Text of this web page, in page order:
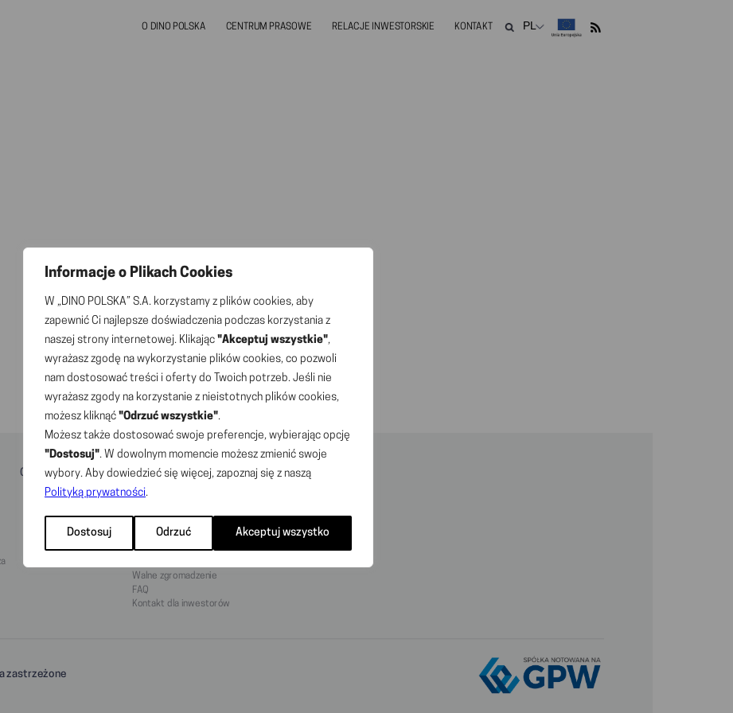
Informacje o Plikach Cookies
W „DINO POLSKA” S.A. korzystamy z plików cookies, aby
zapewnić Ci najlepsze doświadczenia podczas korzystania z
naszej strony internetowej. Klikając "Akceptuj wszystkie",
wyrażasz zgodę na wykorzystanie plików cookies, co pozwoli
nam dostosować treści i oferty do Twoich potrzeb. Jeśli nie
wyrażasz zgody na korzystanie z nieistotnych plików cookies,
możesz kliknąć "Odrzuć wszystkie".
Możesz także dostosować swoje preferencje, wybierając opcję
"Dostosuj". W dowolnym momencie możesz zmienić swoje
wybory. Aby dowiedzieć się więcej, zapoznaj się z naszą
Polityką prywatności.
Dostosuj Odrzuć Akceptuj wszystko
O DINO POLSKA CENTRUM PRASOWE RELACJE INWESTORSKIE KONTAKT
Centrum prasowe Relacje inwestorskie
Wybrane dane finansowe
Prezentacje
Akcje Dino na GPW
Walne zgromadzenie
FAQ
Kontakt dla inwestorów
Kontakt
zastrzeżone